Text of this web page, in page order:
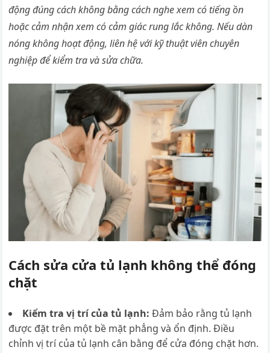
động đúng cách không bằng cách nghe xem có tiếng ồn
hoặc cảm nhận xem có cảm giác rung lắc không. Nếu dàn
nóng không hoạt động, liên hệ với kỹ thuật viên chuyên
nghiệp để kiểm tra và sửa chữa.
Cách sửa cửa tủ lạnh không thể đóng
chặt
Kiểm tra vị trí của tủ lạnh:Đảm bảo rằng tủ lạnh
được đặt trên một bề mặt phẳng và ổn định. Điều
chỉnh vị trí của tủ lạnh cân bằng để cửa đóng chặt hơn.